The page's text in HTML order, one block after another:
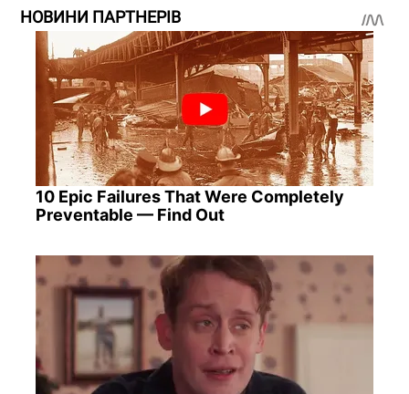
НОВИНИ ПАРТНЕРІВ
10 Epic Failures That Were Completely
Preventable — Find Out